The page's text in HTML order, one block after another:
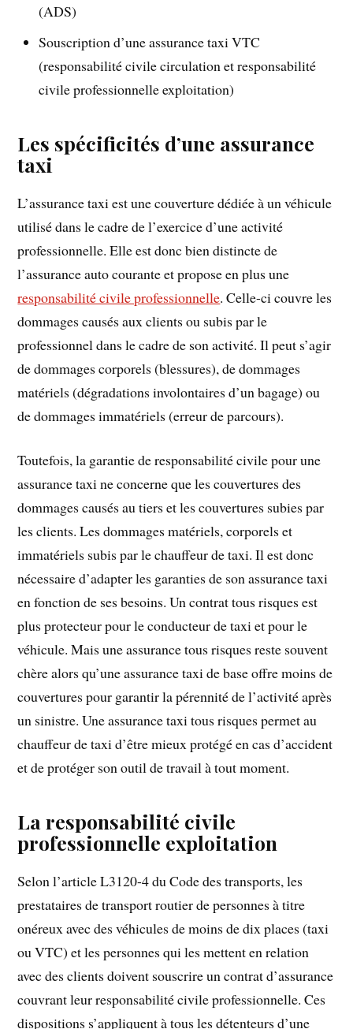
(ADS)
Souscription d’une assurance taxi VTC
(responsabilité civile circulation et responsabilité
civile professionnelle exploitation)
Les spécificités d’une assurance
taxi
L’assurance taxi est une couverture dédiée à un véhicule
utilisé dans le cadre de l’exercice d’une activité
professionnelle. Elle est donc bien distincte de
l’assurance auto courante et propose en plus une
responsabilité civile professionnelle. Celle-ci couvre les
dommages causés aux clients ou subis par le
professionnel dans le cadre de son activité. Il peut s’agir
de dommages corporels (blessures), de dommages
matériels (dégradations involontaires d’un bagage) ou
de dommages immatériels (erreur de parcours).
Toutefois, la garantie de responsabilité civile pour une
assurance taxi ne concerne que les couvertures des
dommages causés au tiers et les couvertures subies par
les clients. Les dommages matériels, corporels et
immatériels subis par le chauffeur de taxi. Il est donc
nécessaire d’adapter les garanties de son assurance taxi
en fonction de ses besoins. Un contrat tous risques est
plus protecteur pour le conducteur de taxi et pour le
véhicule. Mais une assurance tous risques reste souvent
chère alors qu’une assurance taxi de base offre moins de
couvertures pour garantir la pérennité de l’activité après
un sinistre. Une assurance taxi tous risques permet au
chauffeur de taxi d’être mieux protégé en cas d’accident
et de protéger son outil de travail à tout moment.
La responsabilité civile
professionnelle exploitation
Selon l’article L3120-4 du Code des transports, les
prestataires de transport routier de personnes à titre
onéreux avec des véhicules de moins de dix places (taxi
ou VTC) et les personnes qui les mettent en relation
avec des clients doivent souscrire un contrat d’assurance
couvrant leur responsabilité civile professionnelle. Ces
dispositions s’appliquent à tous les détenteurs d’une